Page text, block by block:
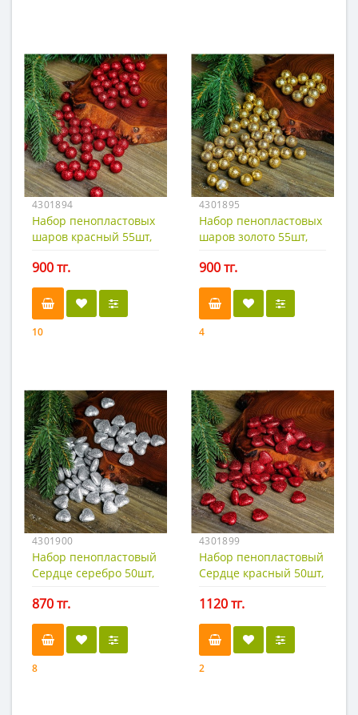
4301894
Набор пенопластовых
шаров красный 55шт,
900 тг.
10
4301895
Набор пенопластовых
шаров золото 55шт,
900 тг.
4
4301900
Набор пенопластовый
Сердце серебро 50шт,
870 тг.
8
4301899
Набор пенопластовый
Сердце красный 50шт,
1120 тг.
2